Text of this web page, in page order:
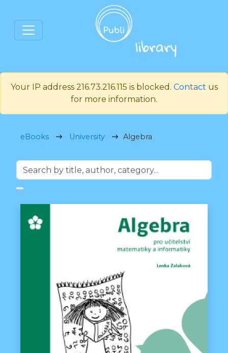
Your IP address 216.73.216.115 is blocked. Contact us
for more information.
eBooks University Algebra